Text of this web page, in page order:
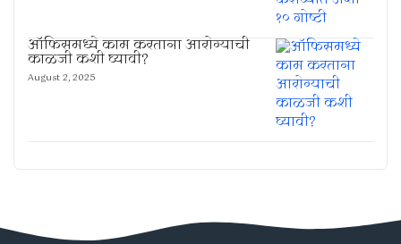
ऑफिसमध्ये काम करताना आरोग्याची
काळजी कशी घ्यावी?
August 2, 2025